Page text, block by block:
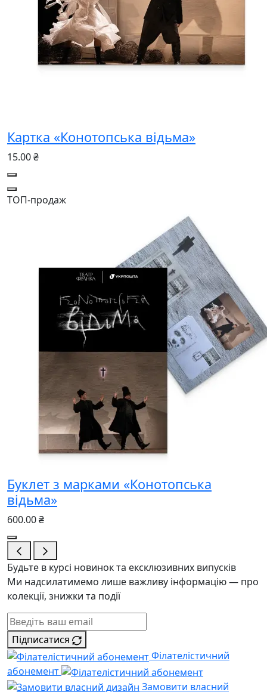
Картка «Конотопська відьма»
15.00 ₴
ТОП-продаж
Буклет з марками «Конотопська
відьма»
600.00 ₴
Будьте в курсі новинок та ексклюзивних випусків
Ми надсилатимемо лише важливу інформацію — про
колекції, знижки та події
Підписатися
Філателістичний
абонемент
Замовити власний